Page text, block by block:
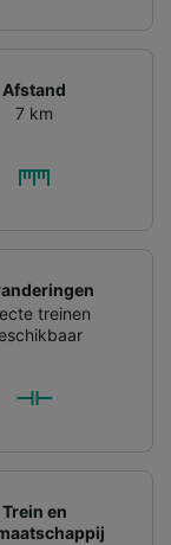
Afstand
7 km
treinen
Trein en